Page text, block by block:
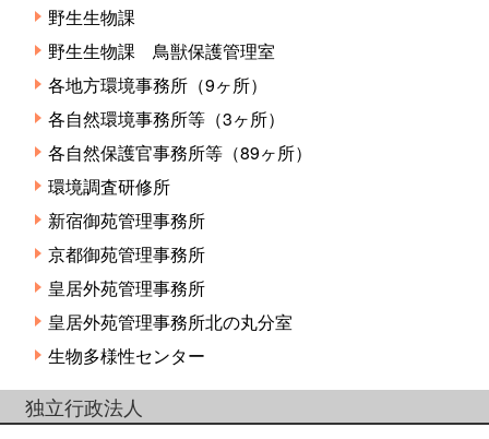
野生生物課
野生生物課 鳥獣保護管理室
各地方環境事務所（9ヶ所）
各自然環境事務所等（3ヶ所）
各自然保護官事務所等（89ヶ所）
環境調査研修所
新宿御苑管理事務所
京都御苑管理事務所
皇居外苑管理事務所
皇居外苑管理事務所北の丸分室
生物多様性センター
独立行政法人